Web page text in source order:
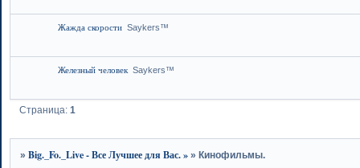
Жажда скорости Saykers™
Железный человек Saykers™
Страница:1
»Big._Fo._Live - Все Лучшее для Вас. » » Кинофильмы.